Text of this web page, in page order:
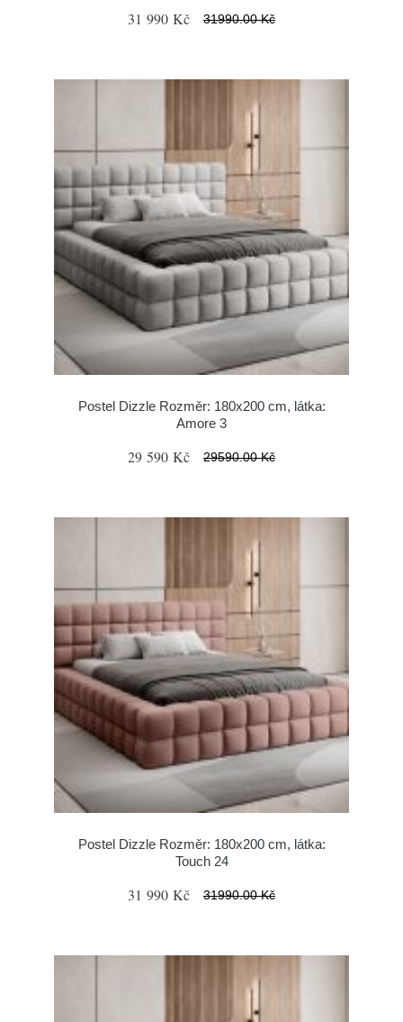
31 990 Kč 31990.00 Kč
Postel Dizzle Rozměr: 180x200 cm, látka:
Amore 3
29 590 Kč 29590.00 Kč
Postel Dizzle Rozměr: 180x200 cm, látka:
Touch 24
31 990 Kč 31990.00 Kč